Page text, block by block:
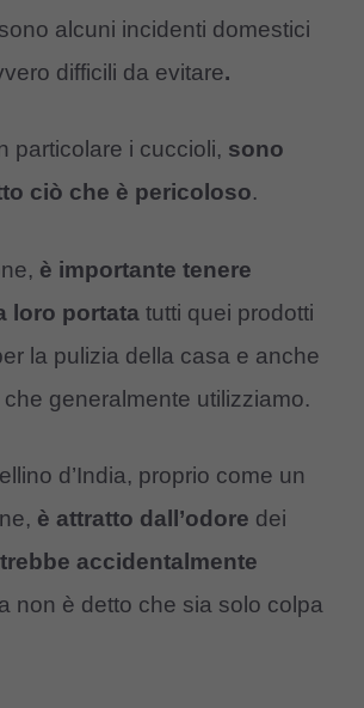
alcuni incidenti domestici
difficili da evitare.
particolare i cuccioli, sono
ciò che è pericoloso.
è importante tenere
loro portata tutti quei prodotti
la pulizia della casa e anche
che generalmente utilizziamo.
d’India, proprio come un
è attratto dall’odore dei
accidentalmente
non è detto che sia solo colpa